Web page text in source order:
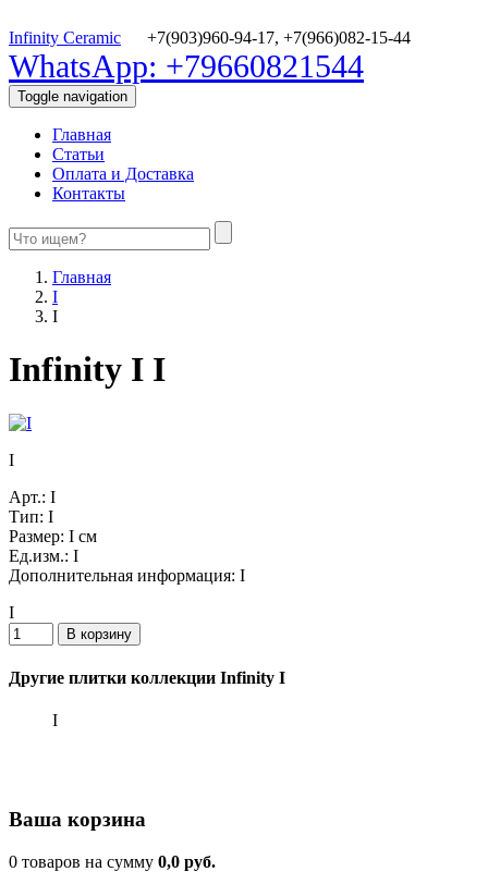
Infinity Ceramic +7(903)960-94-17, +7(966)082-15-44
WhatsApp: +79660821544
Toggle navigation
Главная
Статьи
Оплата и Доставка
Контакты
Главная
I
I
Infinity I I
I
Арт.: I
Тип: I
Размер: I см
Ед.изм.: I
Дополнительная информация: I
I
Другие плитки коллекции Infinity I
I
Ваша корзина
0 товаров на сумму 0,0 руб.